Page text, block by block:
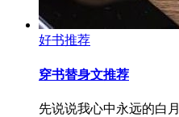
好书推荐
穿书替身文推荐
先说说我心中永远的白